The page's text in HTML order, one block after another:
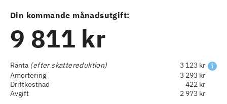
Din kommande månadsutgift:
9 811 kr
Ränta (efter skattereduktion)
3 123 kr
Amortering
3 293 kr
Driftkostnad
422 kr
Avgift
2 973 kr